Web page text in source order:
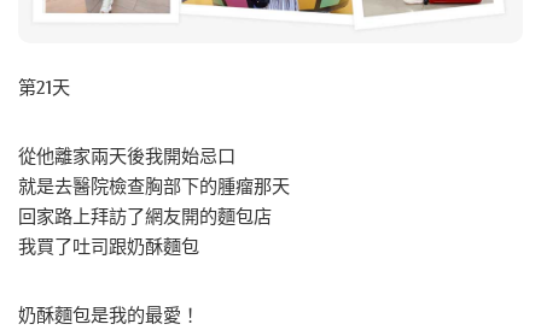
第21天
從他離家兩天後我開始忌口
就是去醫院檢查胸部下的腫瘤那天
回家路上拜訪了網友開的麵包店
我買了吐司跟奶酥麵包
奶酥麵包是我的最愛！